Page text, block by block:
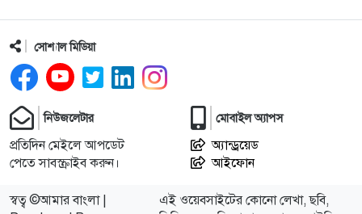
সন্ত্রাসীদের ব্যবস্থা না নেওয়া হলে আমার পক্ষে নির্বাচন করা
সম্ভব নয় : ভিপি নূর
১৩
নির্বাচনী নিরাপত্তা পর্যবেক্ষণে ফরিদপুর ও মুন্সীগঞ্জে বিজিবি
মহাপরিচালকের বেইজ ক্যাম্প পরিদর্শন
১৪
সোশ্যাল মিডিয়া
নিউজলেটার
প্রতিদিন মেইলে আপডেট
পেতে সাবস্ক্রাইব করুন।
মোবাইল অ্যাপস
অ্যান্ড্রয়েড
আইফোন
স্বত্ব ©আমার বাংলা |
এই ওয়েবসাইটের কোনো লেখা, ছবি,